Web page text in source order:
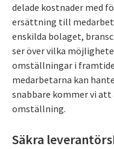
delade kostnader med
ersättning till
enskilda bolaget,
ser över vilka
omställningar i
medarbetarna kan
snabbare kommer vi
omställning.
Säkra